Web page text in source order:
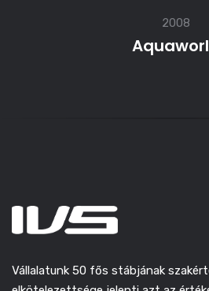
2008
Vállalatunk 50 fős stábjának